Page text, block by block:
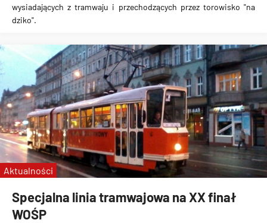
wysiadających z tramwaju i przechodzących przez torowisko "na
dziko".
Specjalna linia tramwajowa na XX finał
WOŚP
Aktualności